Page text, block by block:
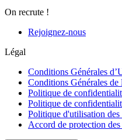
On recrute !
Rejoignez-nous
Légal
Conditions Générales
Conditions Générales de
Politique de
Politique de
Politique d'utilisation des
Accord de protection des